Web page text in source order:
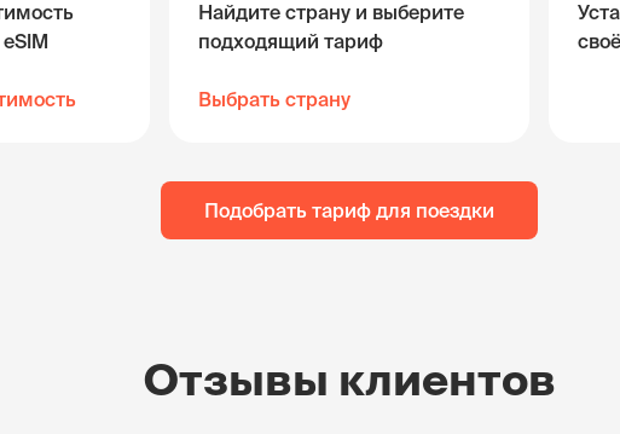
Найдите страну и выберите
подходящий тариф
Выбрать страну
Подобрать тариф для поездки
Отзывы клиентов